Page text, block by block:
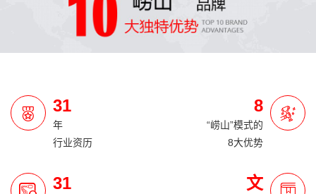
31
年
行业资历
8
“崂山”模式的
8大优势
31 文